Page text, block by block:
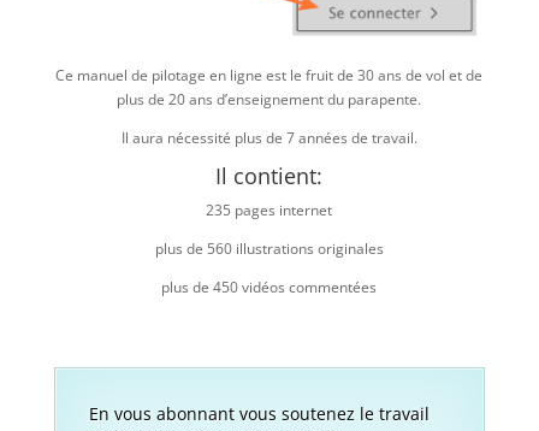
Ce manuel de pilotage en ligne est le fruit de 30 ans de vol et de
plus de 20 ans d’enseignement du parapente.
Il aura nécessité plus de 7 années de travail.
Il contient:
235 pages internet
plus de 560 illustrations originales
plus de 450 vidéos commentées
En vous abonnant vous soutenez le travail